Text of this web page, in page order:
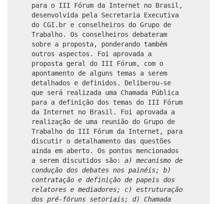
para o III Fórum da Internet no Brasil,
desenvolvida pela Secretaria Executiva
do CGI.br e conselheiros do Grupo de
Trabalho. Os conselheiros debateram
sobre a proposta, ponderando também
outros aspectos. Foi aprovada a
proposta geral do III Fórum, com o
apontamento de alguns temas a serem
detalhados e definidos. Deliberou-se
que será realizada uma Chamada Pública
para a definição dos temas do III Fórum
da Internet no Brasil. Foi aprovada a
realização de uma reunião do Grupo de
Trabalho do III Fórum da Internet, para
discutir o detalhamento das questões
ainda em aberto. Os pontos mencionados
a serem discutidos são: a) mecanismo de
condução dos debates nos painéis; b)
contratação e definição de papeis dos
relatores e mediadores; c) estruturação
dos pré-fóruns setoriais; d) Chamada